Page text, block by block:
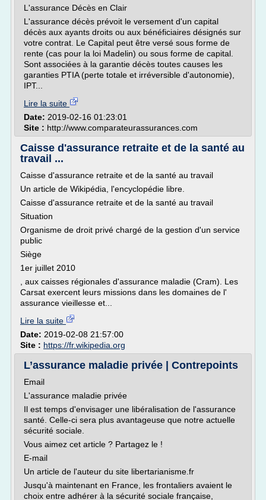
L'assurance Décès en Clair
L'assurance décès prévoit le versement d'un capital
décès aux ayants droits ou aux bénéficiaires désignés sur
votre contrat. Le Capital peut être versé sous forme de
rente (cas pour la loi Madelin) ou sous forme de capital.
Sont associées à la garantie décès toutes causes les
garanties PTIA (perte totale et irréversible d'autonomie),
IPT...
Lire la suite
Date: 2019-02-16 01:23:01
Site : http://www.comparateurassurances.com
Caisse d'assurance retraite et de la santé au
travail ...
Caisse d'assurance retraite et de la santé au travail
Un article de Wikipédia, l'encyclopédie libre.
Caisse d'assurance retraite et de la santé au travail
Situation
Organisme de droit privé chargé de la gestion d'un service
public
Siège
1er juillet 2010
, aux caisses régionales d'assurance maladie (Cram). Les
Carsat exercent leurs missions dans les domaines de l'
assurance vieillesse et...
Lire la suite
Date: 2019-02-08 21:57:00
Site : https://fr.wikipedia.org
L’assurance maladie privée | Contrepoints
Email
L'assurance maladie privée
Il est temps d'envisager une libéralisation de l'assurance
santé. Celle-ci sera plus avantageuse que notre actuelle
sécurité sociale.
Vous aimez cet article ? Partagez le !
E-mail
Un article de l'auteur du site libertarianisme.fr
Jusqu'à maintenant en France, les frontaliers avaient le
choix entre adhérer à la sécurité sociale française,